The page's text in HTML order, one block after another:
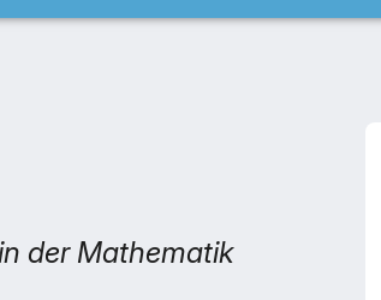
der Mathematik